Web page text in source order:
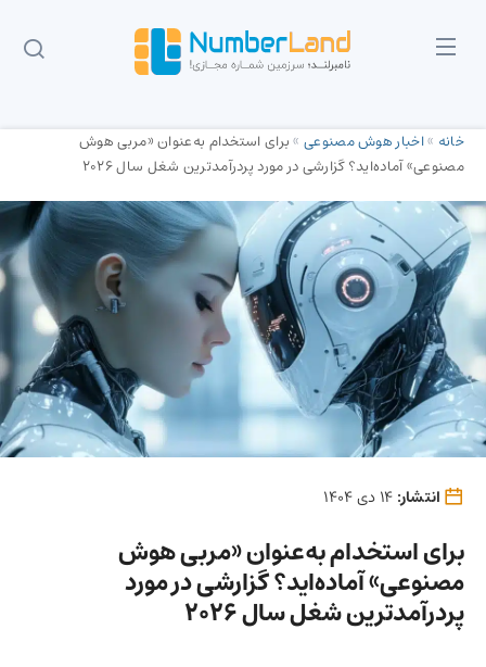
خانه »اخبار هوش مصنوعی»برای استخدام‌ به‌عنوان «مربی هوش
مصنوعی» آماده‌اید؟ گزارشی در مورد پردرآمدترین شغل سال 2026
انتشار:
برای استخدام‌ به‌عنوان «مربی هوش
مصنوعی» آماده‌اید؟ گزارشی در مورد
پردرآمدترین شغل سال 2026